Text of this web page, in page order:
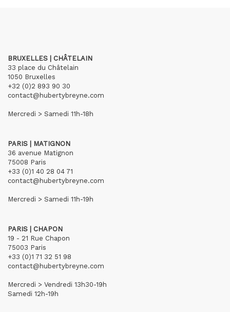
BRUXELLES | CHÂTELAIN
33 place du Châtelain
1050 Bruxelles
+32 (0)2 893 90 30
contact@hubertybreyne.com
Mercredi > Samedi 11h-18h
PARIS | MATIGNON
36 avenue Matignon
75008 Paris
+33 (0)1 40 28 04 71
contact@hubertybreyne.com
Mercredi > Samedi 11h-19h
PARIS | CHAPON
19 - 21 Rue Chapon
75003 Paris
+33 (0)1 71 32 51 98
contact@hubertybreyne.com
Mercredi > Vendredi 13h30-19h
Samedi 12h-19h